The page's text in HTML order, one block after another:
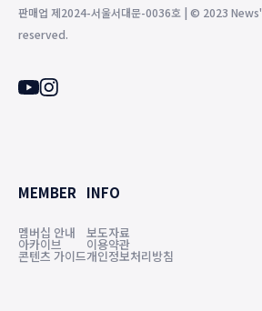
판매업 제2024-서울서대문-0036호 | © 2023
reserved.
MEMBER
멤버십 안내
아카이브
콘텐츠 가이드
INFO
보도자료
이용약관
개인정보처리방침